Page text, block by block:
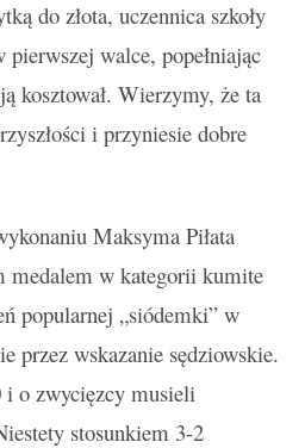
do złota, uczennica szkoły
pierwszej walce, popełniając
kosztował. Wierzymy, że ta
i przyniesie dobre
Maksyma Piłata
medalem w kategorii kumite
popularnej „siódemki” w
przez wskazanie sędziowskie.
i o zwycięzcy musieli
stosunkiem 3-2